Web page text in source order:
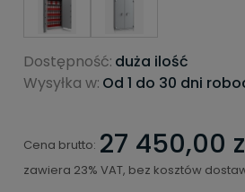
Dostępność: duża ilość
Wysyłka w: Od 1 do 30 dni
Cena brutto: 27 450,00
zawiera 23% VAT, bez kosztów